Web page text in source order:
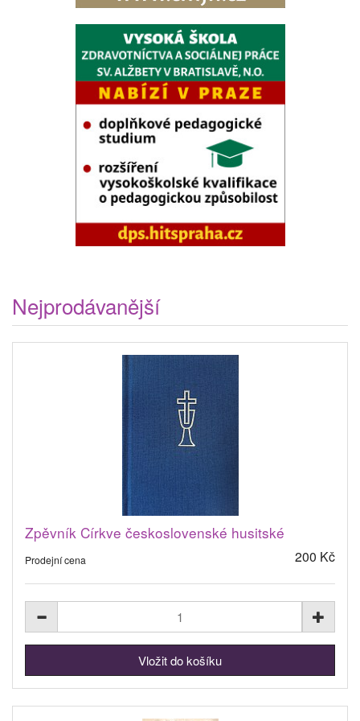
Nejprodávanější
Zpěvník Církve československé husitské
Prodejní cena 200 Kč